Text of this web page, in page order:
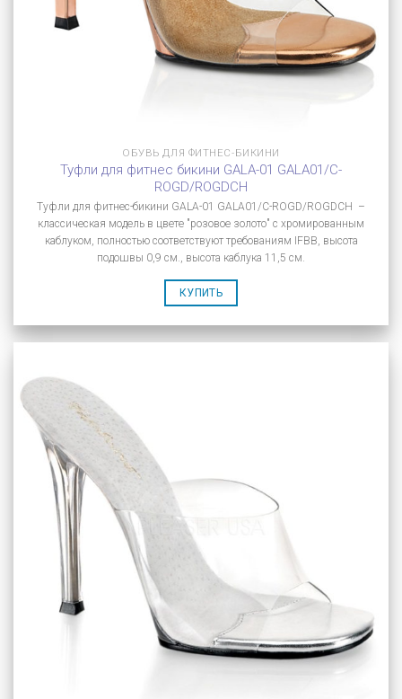
ОБУВЬ ДЛЯ ФИТНЕС-БИКИНИ
Туфли для фитнес бикини GALA-01 GALA01/C-
ROGD/ROGDCH
Туфли для фитнес-бикини GALA-01 GALA01/C-ROGD/ROGDCH –
классическая модель в цвете "розовое золото" с хромированным
каблуком, полностью соответствуют требованиям IFBB, высота
подошвы 0,9 см., высота каблука 11,5 см.
КУПИТЬ